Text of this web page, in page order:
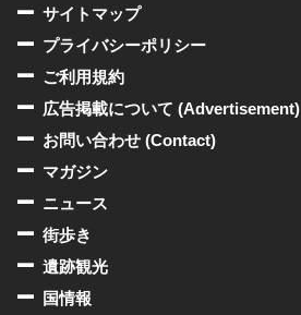
サイトマップ
プライバシーポリシー
ご利用規約
広告掲載について (Advertisement)
お問い合わせ (Contact)
マガジン
ニュース
街歩き
遺跡観光
国情報